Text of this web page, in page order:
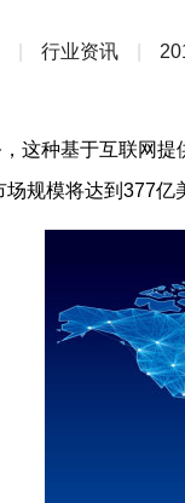
行业资讯
这种基于互联网
场规模将达到377亿